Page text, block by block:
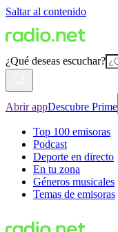
Saltar al contenido
¿Qué deseas escuchar?
Abrir appDescubre Prime
Top 100 emisoras
Podcast
Deporte en directo
En tu zona
Géneros musicales
Temas de emisoras